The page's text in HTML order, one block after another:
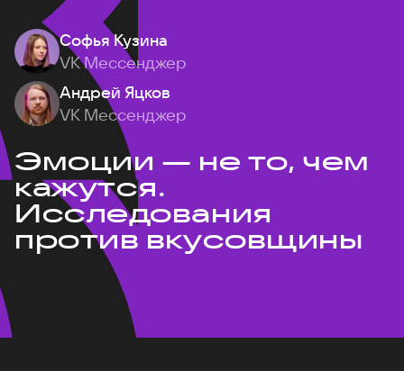
Софья Кузина
VK Мессенджер
Андрей Яцков
VK Мессенджер
Эмоции — не то, чем
кажутся.
Исследования
против вкусовщины